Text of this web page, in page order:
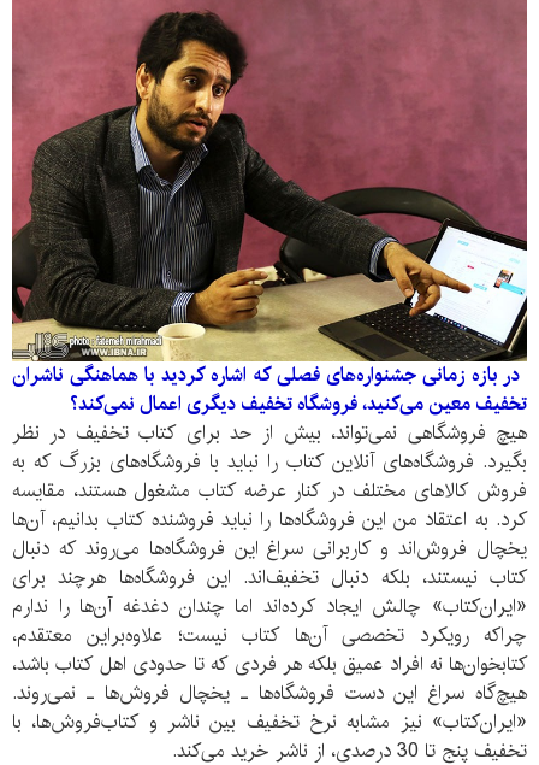
در بازه زمانی جشنواره‌های فصلی که اشاره کردید با هماهنگی ناشران
تخفیف‌ معین می‌کنید، فروشگاه تخفیف دیگری اعمال نمی‌کند؟
هیچ فروشگاهی نمی‌تواند، بیش از حد برای کتاب تخفیف در نظر
بگیرد. فروشگاه‌های آنلاین کتاب را نباید با فروشگاه‌های بزرگ که به
فروش کالا‌های مختلف در کنار عرضه کتاب مشغول هستند، مقایسه
کرد. به اعتقاد من این فروشگاه‌ها را نباید فروشنده کتاب بدانیم، آن‌ها
یخچال فروش‌اند و کاربرانی سراغ این فروشگاه‌ها می‌روند که دنبال
کتاب نیستند، بلکه دنبال تخفیف‌اند. این فروشگاه‌ها هرچند برای
«ایران‌کتاب» چالش ایجاد کرده‌اند اما چندان دغدغه آن‌ها را ندارم
چراکه رویکرد تخصصی آن‌ها کتاب نیست؛ علاوه‌براین معتقدم،
کتابخوان‌ها نه افراد عمیق بلکه هر فردی که تا حدودی اهل کتاب باشد،
هیچ‌گاه سراغ این دست فروشگاه‌ها ـ یخچال فروش‌‌ها ـ نمی‌روند.
«ایران‌کتاب» نیز مشابه نرخ تخفیف بین ناشر و کتاب‌فروش‌ها، با
تخفیف پنج تا 30 درصدی، از ناشر خرید می‌کند.